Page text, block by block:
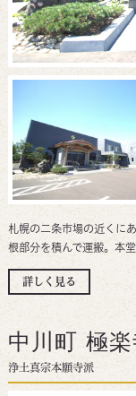
札幌の二条市場の近くに
根部分を積んで運搬。本
詳しく見る
中川町 極楽
浄土真宗本願寺派